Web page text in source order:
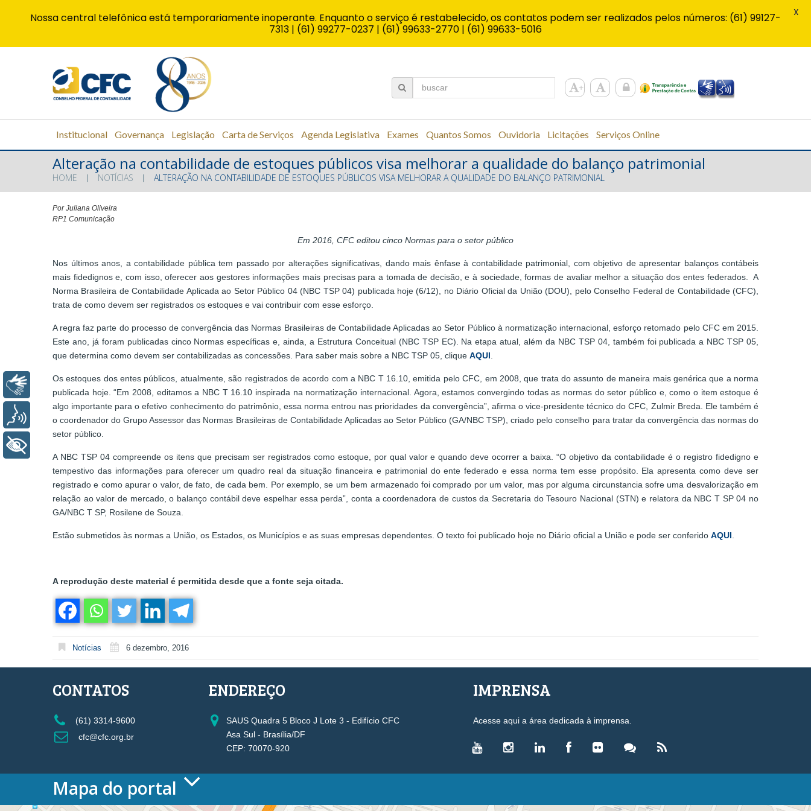
Institucional Governança Legislação Carta de Serviços Agenda Legislativa Exames Quantos Somos Ouvidoria Licitações Serviços Online
Alteração na contabilidade de estoques públicos visa melhorar a qualidade do balanço patrimonial
HOME NOTÍCIAS ALTERAÇÃO NA CONTABILIDADE DE ESTOQUES PÚBLICOS VISA MELHORAR A QUALIDADE DO BALANÇO PATRIMONIAL
Por Juliana Oliveira
RP1 Comunicação
Em 2016, CFC editou cinco Normas para o setor público
Nos últimos anos, a contabilidade pública tem passado por alterações significativas, dando mais ênfase à contabilidade patrimonial, com objetivo de apresentar balanços contábeis
mais fidedignos e, com isso, oferecer aos gestores informações mais precisas para a tomada de decisão, e à sociedade, formas de avaliar melhor a situação dos entes federados. A
Norma Brasileira de Contabilidade Aplicada ao Setor Público 04 (NBC TSP 04) publicada hoje (6/12), no Diário Oficial da União (DOU), pelo Conselho Federal de Contabilidade (CFC),
trata de como devem ser registrados os estoques e vai contribuir com esse esforço.
A regra faz parte do processo de convergência das Normas Brasileiras de Contabilidade Aplicadas ao Setor Público à normatização internacional, esforço retomado pelo CFC em 2015.
Este ano, já foram publicadas cinco Normas específicas e, ainda, a Estrutura Conceitual (NBC TSP EC). Na etapa atual, além da NBC TSP 04, também foi publicada a NBC TSP 05,
que determina como devem ser contabilizadas as concessões. Para saber mais sobre a NBC TSP 05, clique AQUI.
Os estoques dos entes públicos, atualmente, são registrados de acordo com a NBC T 16.10, emitida pelo CFC, em 2008, que trata do assunto de maneira mais genérica que a norma
publicada hoje. “Em 2008, editamos a NBC T 16.10 inspirada na normatização internacional. Agora, estamos convergindo todas as normas do setor público e, como o item estoque é
algo importante para o efetivo conhecimento do patrimônio, essa norma entrou nas prioridades da convergência”, afirma o vice-presidente técnico do CFC, Zulmir Breda. Ele também é
o coordenador do Grupo Assessor das Normas Brasileiras de Contabilidade Aplicadas ao Setor Público (GA/NBC TSP), criado pelo conselho para tratar da convergência das normas do
setor público.
A NBC TSP 04 compreende os itens que precisam ser registrados como estoque, por qual valor e quando deve ocorrer a baixa. “O objetivo da contabilidade é o registro fidedigno e
tempestivo das informações para oferecer um quadro real da situação financeira e patrimonial do ente federado e essa norma tem esse propósito. Ela apresenta como deve ser
registrado e como apurar o valor, de fato, de cada bem. Por exemplo, se um bem armazenado foi comprado por um valor, mas por alguma circunstancia sofre uma desvalorização em
relação ao valor de mercado, o balanço contábil deve espelhar essa perda”, conta a coordenadora de custos da Secretaria do Tesouro Nacional (STN) e relatora da NBC T SP 04 no
GA/NBC T SP, Rosilene de Souza.
Estão submetidos às normas a União, os Estados, os Municípios e as suas empresas dependentes. O texto foi publicado hoje no Diário oficial a União e pode ser conferido AQUI.
A reprodução deste material é permitida desde que a fonte seja citada.
Notícias 6 dezembro, 2016
CONTATOS
(61) 3314-9600
cfc@cfc.org.br
ENDEREÇO
SAUS Quadra 5 Bloco J Lote 3 - Edifício CFC
Asa Sul - Brasília/DF
CEP: 70070-920
IMPRENSA
Acesse aqui a área dedicada à imprensa.
Mapa do portal
Nossa central telefônica está temporariamente inoperante. Enquanto o serviço é restabelecido, os contatos podem ser realizados pelos números: (61) 99127-
7313 | (61) 99277-0237 | (61) 99633-2770 | (61) 99633-5016
X
Libras